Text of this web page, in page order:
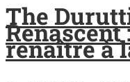
The
Renascent
renaître à